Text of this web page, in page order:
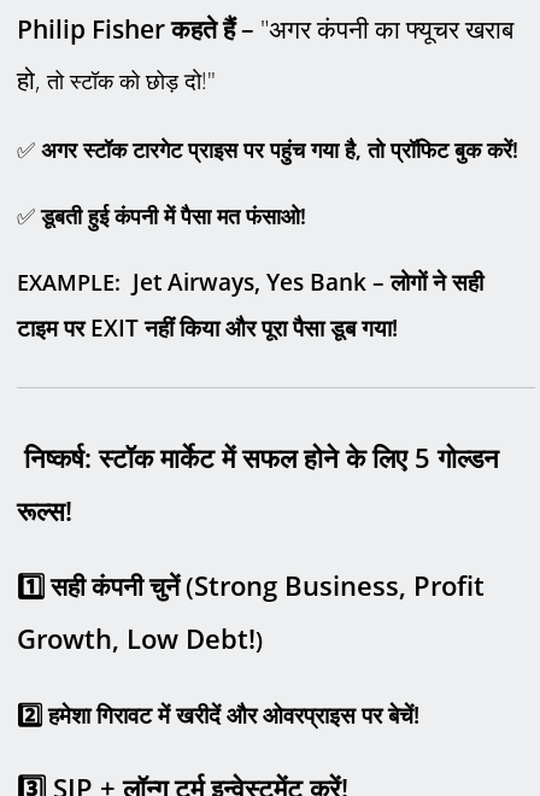
Philip Fisher कहते हैं – "अगर कंपनी का फ्यूचर खराब
हो,तो स्टॉक को छोड़दो!"
✅अगर स्टॉक टारगेट प्राइस पर पहुंच गया है,तो प्रॉफिट बुक करें!
✅डूबती हुई कंपनी में पैसा मत फंसाओ!
EXAMPLE: Jet Airways, Yes Bank –लोगों ने सही
टाइम परEXITनहीं किया और पूरा पैसा डूब गया!
निष्कर्ष: स्टॉक मार्केट में सफल होने के लिए 5गोल्डन
रूल्स!
1️सही कंपनी चुनें (Strong Business, Profit
Growth, Low Debt!)
2️हमेशा गिरावट में खरीदें और ओवरप्राइस पर बेचें!
3️ SIP +लॉन्ग टर्म इन्वेस्टमेंट करें!